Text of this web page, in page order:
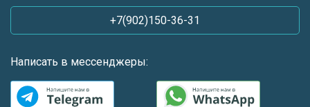
+7(902)150-36-31
Написать в мессенджеры: